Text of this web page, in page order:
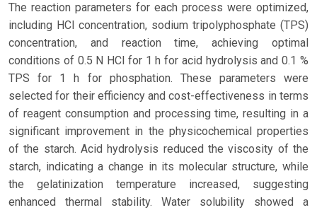
The reaction parameters for each process were optimized,
including HCl concentration, sodium tripolyphosphate (TPS)
concentration, and reaction time, achieving optimal
conditions of 0.5 N HCl for 1 h for acid hydrolysis and 0.1 %
TPS for 1 h for phosphation. These parameters were
selected for their efficiency and cost-effectiveness in terms
of reagent consumption and processing time, resulting in a
significant improvement in the physicochemical properties
of the starch. Acid hydrolysis reduced the viscosity of the
starch, indicating a change in its molecular structure, while
the gelatinization temperature increased, suggesting
enhanced thermal stability. Water solubility showed a